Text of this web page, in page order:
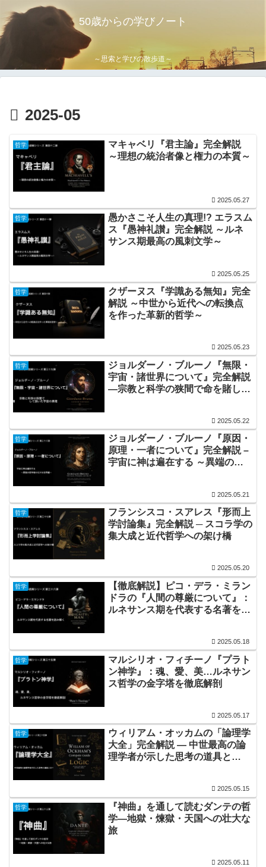
50歳からの学びノート
～思索と学びの散歩道～
2025-05
哲学
マキャベリ『君主論』完全解説
～理想の統治者像と権力の本質～
2025.05.27
哲学
愚かさこそ人生の真理!? エラスム
ス『愚神礼讃』完全解説 ～ルネ
サンス期最高の風刺文学～
2025.05.25
哲学
クザーヌス『学識ある無知』完全
解説 ～中世から近代への転換点
を作った革新的哲学～
2025.05.23
哲学
ジョルダーノ・ブルーノ『無限・
宇宙・諸世界について』完全解説
―宗教と科学の狭間で命を賭して
2025.05.22
哲学
ジョルダーノ・ブルーノ『原因・
原理・一者について』完全解説 –
宇宙に神は遍在する ～異端の哲
2025.05.21
哲学
フランシスコ・スアレス『形而上
学討論集』完全解説 ─ スコラ学の
集大成と近代哲学への架け橋
2025.05.20
哲学
【徹底解説】ピコ・デラ・ミラン
ドラの『人間の尊厳について』：
ルネサンス期を代表する名著を読
2025.05.18
哲学
マルシリオ・フィチーノ『プラト
ン神学』：魂、愛、美…ルネサン
ス哲学の金字塔を徹底解剖
2025.05.17
哲学
ウィリアム・オッカムの「論理学
大全」完全解説 ― 中世最高の論
理学者が示した思考の道具と
2025.05.15
哲学
『神曲』を通して読むダンテの哲
学―地獄・煉獄・天国への壮大な
旅
2025.05.11